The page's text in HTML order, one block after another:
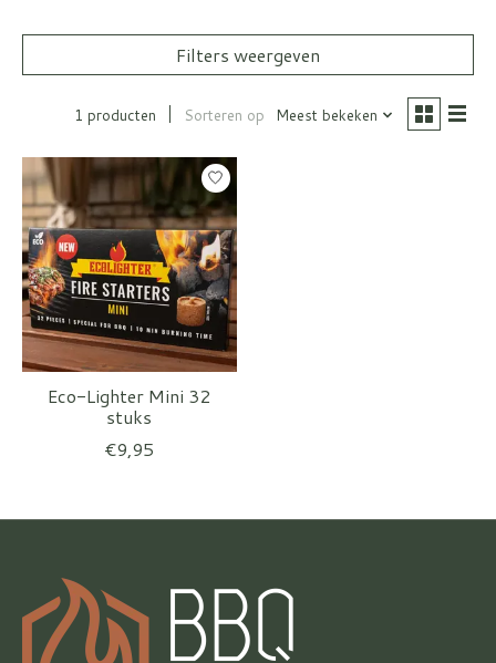
Filters weergeven
1 producten Sorteren op Meest bekeken
Eco-Lighter Mini 32
stuks
€9,95